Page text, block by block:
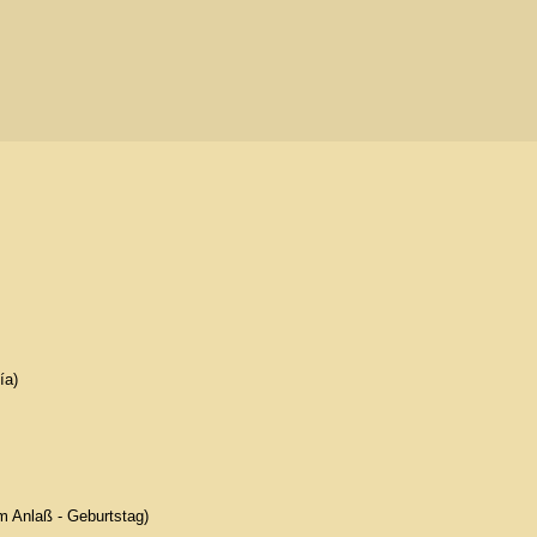
Anlaß - Geburtstag)